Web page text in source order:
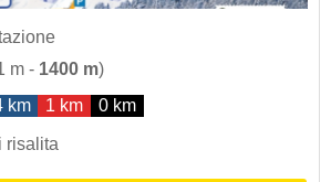
m - 1400 m)
km 1 km 0 km
risalita